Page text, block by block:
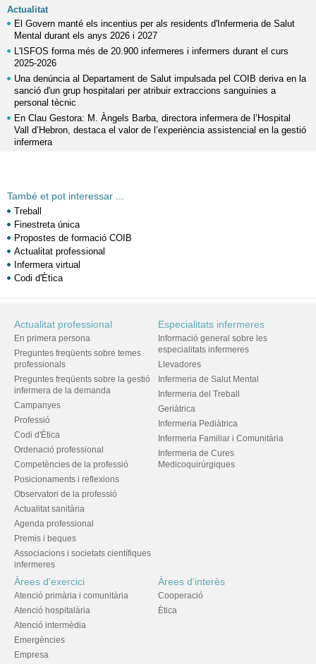
Actualitat
El Govern manté els incentius per als residents d'Infermeria de Salut
Mental durant els anys 2026 i 2027
L'ISFOS forma més de 20.900 infermeres i infermers durant el curs
2025-2026
Una denúncia al Departament de Salut impulsada pel COIB deriva en la
sanció d'un grup hospitalari per atribuir extraccions sanguínies a
personal tècnic
En Clau Gestora: M. Àngels Barba, directora infermera de l’Hospital
Vall d’Hebron, destaca el valor de l’experiència assistencial en la gestió
infermera
També et pot interessar ...
Treball
Finestreta única
Propostes de formació COIB
Actualitat professional
Infermera virtual
Codi d'Ètica
Actualitat professional
En primera persona
Preguntes freqüents sobre temes
professionals
Preguntes freqüents sobre la gestió
infermera de la demanda
Campanyes
Professió
Codi d'Ètica
Ordenació professional
Competències de la professió
Posicionaments i reflexions
Observatori de la professió
Actualitat sanitària
Agenda professional
Premis i beques
Associacions i societats científiques
infermeres
Especialitats infermeres
Informació general sobre les
especialitats infermeres
Llevadores
Infermeria de Salut Mental
Infermeria del Treball
Geriàtrica
Infermeria Pediàtrica
Infermeria Familiar i Comunitària
Infermeria de Cures
Medicoquirúrgiques
Àrees d'exercici
Atenció primària i comunitària
Atenció hospitalària
Atenció intermèdia
Emergències
Empresa
Àrees d'interès
Cooperació
Ètica